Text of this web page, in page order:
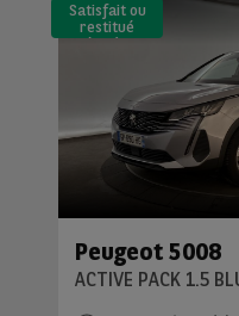
Satisfait ou
restitué
(LLD)*
Peugeot 5008
ACTIVE PACK 1.5